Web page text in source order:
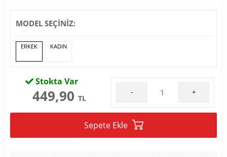
MODEL SEÇİNİZ:
ERKEK KADIN
Stokta Var
449,90 TL
- +
Sepete Ekle